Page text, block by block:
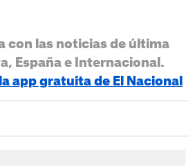
con las noticias de última
España e Internacional.
app gratuita de El Nacional